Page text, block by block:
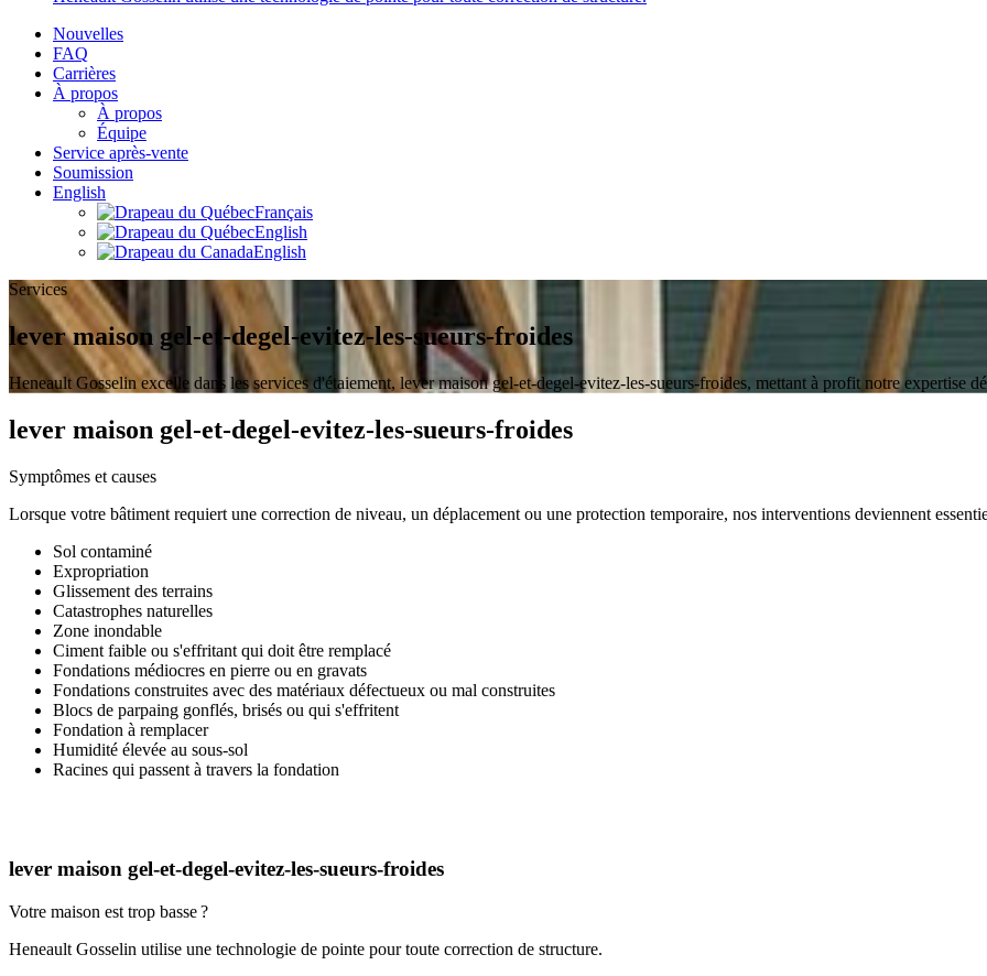
Nouvelles
FAQ
Carrières
À propos
À propos
Équipe
Service après-vente
Soumission
English
Français
English
English
Services
lever maison gel-et-degel-evitez-les-sueurs-froides
Heneault Gosselin excelle dans les services d'étaiement, lever maison gel-et-degel-evitez-les-sueurs-froides, mettant à profit notre expertise
lever maison gel-et-degel-evitez-les-sueurs-froides
Symptômes et causes
Lorsque votre bâtiment requiert une correction de niveau, un déplacement ou une protection temporaire, nos interventions deviennent
Sol contaminé
Expropriation
Glissement des terrains
Catastrophes naturelles
Zone inondable
Ciment faible ou s'effritant qui doit être remplacé
Fondations médiocres en pierre ou en gravats
Fondations construites avec des matériaux défectueux ou mal construites
Blocs de parpaing gonflés, brisés ou qui s'effritent
Fondation à remplacer
Humidité élevée au sous-sol
Racines qui passent à travers la fondation
lever maison gel-et-degel-evitez-les-sueurs-froides
Votre maison est trop basse ?
Heneault Gosselin utilise une technologie de pointe pour toute correction de structure.